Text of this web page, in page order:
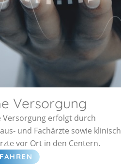
Versorgung
Versorgung erfolgt durch
und Fachärzte sowie klinisch
vor Ort in den Centern.